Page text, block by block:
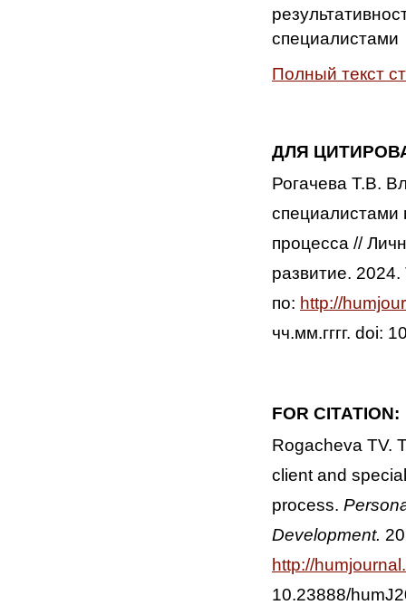
специалистами
Полный текст
ДЛЯ
Рогачева Т.В.
специалистами
процесса //
развитие.
по: http://
чч.мм.гггг. doi:
FOR CITATION:
Rogacheva TV.
client and
process.
Development.
http://
10.23888/